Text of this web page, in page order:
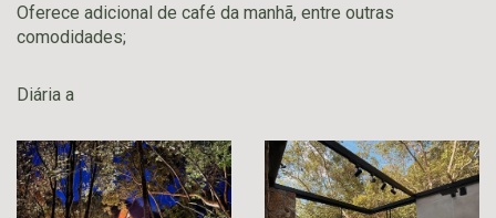
Oferece adicional de café da manhã, entre outras
comodidades;
Diária a